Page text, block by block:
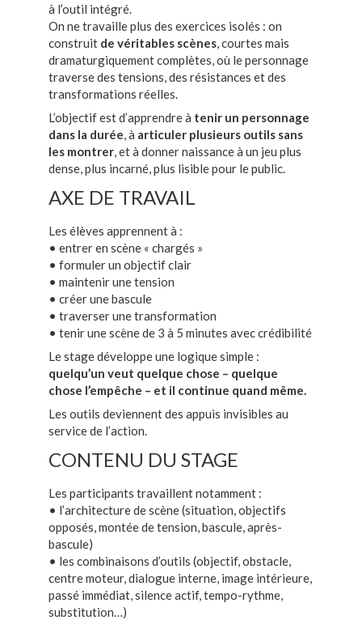
à l’outil intégré.
On ne travaille plus des exercices isolés : on
construit de véritables scènes , courtes mais
dramaturgiquement complètes, où le personnage
traverse des tensions, des résistances et des
transformations réelles.
L’objectif est d’apprendre à tenir un personnage
dans la durée , à articuler plusieurs outils sans
les montrer , et à donner naissance à un jeu plus
dense, plus incarné, plus lisible pour le public.
AXE DE TRAVAIL
Les élèves apprennent à :
• entrer en scène « chargés »
• formuler un objectif clair
• maintenir une tension
• créer une bascule
• traverser une transformation
• tenir une scène de 3 à 5 minutes avec crédibilité
Le stage développe une logique simple :
quelqu’un veut quelque chose – quelque
chose l’empêche – et il continue quand même.
Les outils deviennent des appuis invisibles au
service de l’action.
CONTENU DU STAGE
Les participants travaillent notamment :
• l’architecture de scène (situation, objectifs
opposés, montée de tension, bascule, après-
bascule)
• les combinaisons d’outils (objectif, obstacle,
centre moteur, dialogue interne, image intérieure,
passé immédiat, silence actif, tempo-rythme,
substitution…)